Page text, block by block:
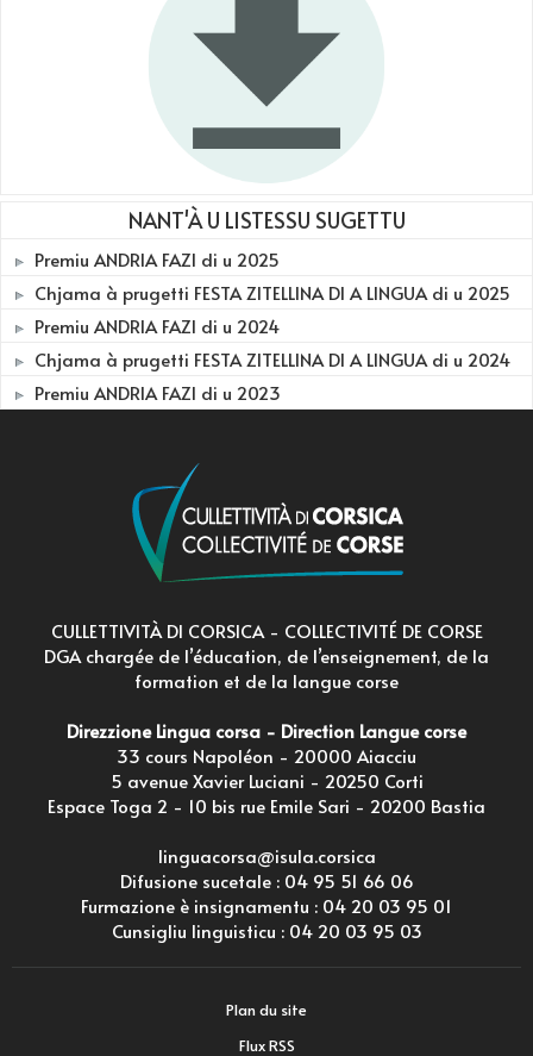
NANT'À U LISTESSU SUGETTU
Premiu ANDRIA FAZI di u 2025
Chjama à prugetti FESTA ZITELLINA DI A LINGUA di u 2025
Premiu ANDRIA FAZI di u 2024
Chjama à prugetti FESTA ZITELLINA DI A LINGUA di u 2024
Premiu ANDRIA FAZI di u 2023
CULLETTIVITÀ DI CORSICA - COLLECTIVITÉ DE CORSE
DGA chargée de l’éducation, de l’enseignement, de la
formation et de la langue corse
Direzzione Lingua corsa - Direction Langue corse
33 cours Napoléon - 20000 Aiacciu
5 avenue Xavier Luciani - 20250 Corti
Espace Toga 2 - 10 bis rue Emile Sari - 20200 Bastia
linguacorsa@isula.corsica
Difusione sucetale : 04 95 51 66 06
Furmazione è insignamentu : 04 20 03 95 01
Cunsigliu linguisticu : 04 20 03 95 03
Plan du site
Flux RSS